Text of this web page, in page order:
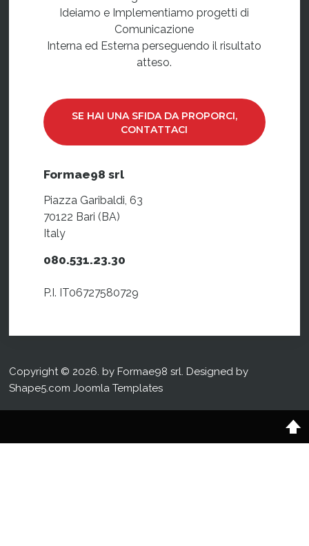
Ideiamo e Implementiamo progetti di
Comunicazione
Interna ed Esterna perseguendo il risultato
atteso.
SE HAI UNA SFIDA DA PROPORCI,
CONTATTACI
Formae98 srl
Piazza Garibaldi, 63
70122 Bari (BA)
Italy
080.531.23.30
P.I. IT06727580729
Copyright © 2026. by Formae98 srl. Designed by
Shape5.comJoomla Templates